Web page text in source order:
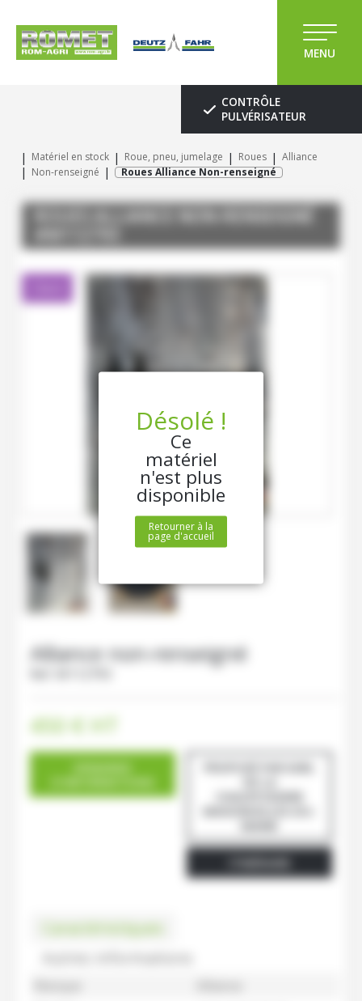
MENU
CONTRÔLE
PULVÉRISATEUR
Matériel en stock Roue, pneu, jumelage Roues
Alliance
Non-renseigné
Roues Alliance Non-renseigné
Alliancenon-renseigné
450€ HT
Caractéristiques
Désolé !
Ce
matériel
n'est plus
disponible
Retourner à la
page d'accueil